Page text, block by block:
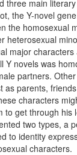
three main
the Y-novel
the homosexual
heterosexual
major
Y novels was
partners.
as parents,
characters
to get through his
two types, a
to identity
characters.